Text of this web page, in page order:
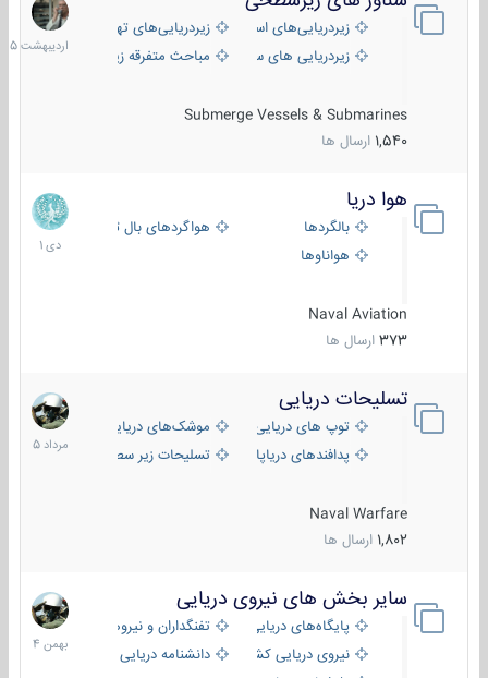
زیردریایی‌های استراتژیکزیردریایی‌های تهاجمی
زیردریایی های سبک
مباحث متفرقه زیرسطحی
Submerge Vessels & Submarines
1,540 ارسال ها
1405
هوا دریا
بالگردها
هواگردهای بال ثابت
هواناوها
Naval Aviation
373 ارسال ها
12
دی
1401
تسلیحات دریایی
توپ های دریایی
موشک‌های دریایی
پدافندهای دریاپایه
تسلیحات زیر سطحی
Naval Warfare
1,802 ارسال ها
2
مرداد
1405
سایر بخش های نیروی دریایی
پایگاه‌های دریایی
تفنگداران و نیروهای ویژه‌ی دریایی
نیروی دریایی کشورهای مختلفدانشنامه دریایی
22
بهمن
1404